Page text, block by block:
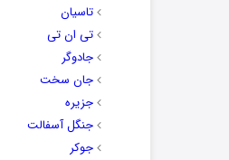
تاسیان
تی ان تی
جادوگر
جان سخت
جزیره
جنگل آسفالت
جوکر